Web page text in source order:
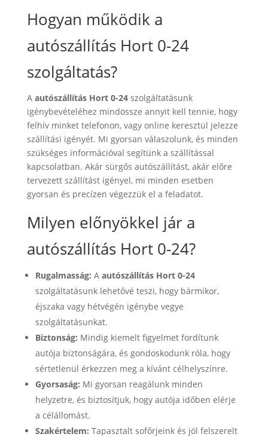
Hogyan működik a
autószállítás Hort 0-24
szolgáltatás?
A autószállítás Hort 0-24szolgáltatásunk
igénybevételéhez mindössze annyit kell tennie, hogy
felhív minket telefonon, vagy online keresztül jelezze
szállítási igényét. Mi gyorsan válaszolunk, és minden
szükséges információval segítünk a szállítással
kapcsolatban. Akár sürgős autószállítást, akár előre
tervezett szállítást igényel, mi minden esetben
gyorsan és precízen végezzük el a feladatot.
Milyen előnyökkel jár a
autószállítás Hort 0-24?
Rugalmasság: A autószállítás Hort 0-24
szolgáltatásunk lehetővé teszi, hogy bármikor,
éjszaka vagy hétvégén igénybe vegye
szolgáltatásunkat.
Biztonság: Mindig kiemelt figyelmet fordítunk
autója biztonságára, és gondoskodunk róla, hogy
sértetlenül érkezzen meg a kívánt célhelyszínre.
Gyorsaság: Mi gyorsan reagálunk minden
helyzetre, és biztosítjuk, hogy autója időben elérje
a célállomást.
Szakértelem: Tapasztalt sofőrjeink és jól felszerelt